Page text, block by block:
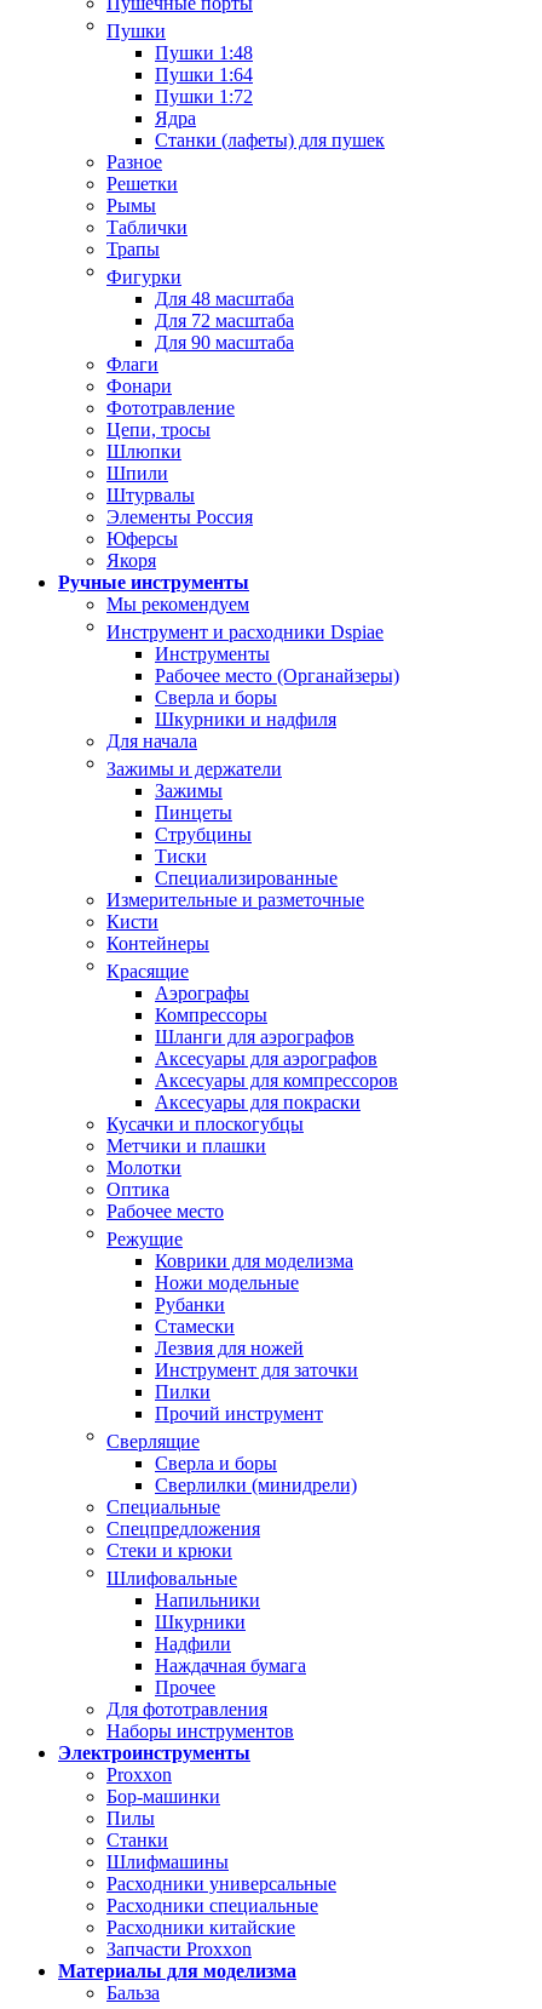
Пушки
Пушки 1:48
Пушки 1:64
Пушки 1:72
Ядра
Станки (лафеты) для пушек
Разное
Решетки
Рымы
Таблички
Трапы
Фигурки
Для 48 масштаба
Для 72 масштаба
Для 90 масштаба
Флаги
Фонари
Фототравление
Цепи, тросы
Шлюпки
Шпили
Штурвалы
Элементы Россия
Юферсы
Якоря
Ручные инструменты
Мы рекомендуем
Инструмент и расходники Dspiae
Инструменты
Рабочее место (Органайзеры)
Сверла и боры
Шкурники и надфиля
Для начала
Зажимы и держатели
Зажимы
Пинцеты
Струбцины
Тиски
Специализированные
Измерительные и разметочные
Кисти
Контейнеры
Красящие
Аэрографы
Компрессоры
Шланги для аэрографов
Аксесуары для аэрографов
Аксесуары для компрессоров
Аксесуары для покраски
Кусачки и плоскогубцы
Метчики и плашки
Молотки
Оптика
Рабочее место
Режущие
Коврики для моделизма
Ножи модельные
Рубанки
Стамески
Лезвия для ножей
Инструмент для заточки
Пилки
Прочий инструмент
Сверлящие
Сверла и боры
Сверлилки (минидрели)
Специальные
Спецпредложения
Стеки и крюки
Шлифовальные
Напильники
Шкурники
Надфили
Наждачная бумага
Прочее
Для фототравления
Наборы инструментов
Электроинструменты
Proxxon
Бор-машинки
Пилы
Станки
Шлифмашины
Расходники универсальные
Расходники специальные
Расходники китайские
Запчасти Proxxon
Материалы для моделизма
Бальза